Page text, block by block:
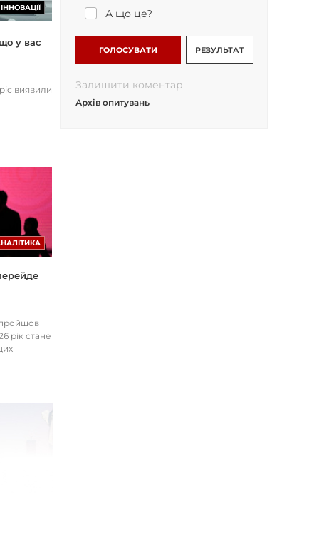
ІННОВАЦІЇ
у вас
виявили
рік стане
А що це?
ГОЛОСУВАТИ РЕЗУЛЬТАТ
Залишити коментар
Архів опитувань